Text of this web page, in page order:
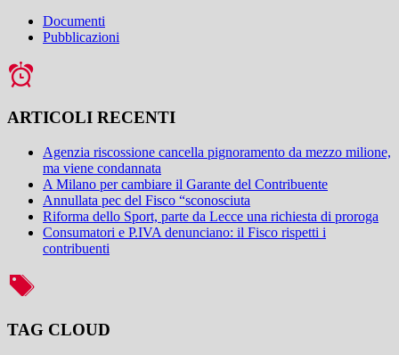
Documenti
Pubblicazioni
ARTICOLI RECENTI
Agenzia riscossione cancella pignoramento da mezzo milione,
ma viene condannata
A Milano per cambiare il Garante del Contribuente
Annullata pec del Fisco “sconosciuta
Riforma dello Sport, parte da Lecce una richiesta di proroga
Consumatori e P.IVA denunciano: il Fisco rispetti i
contribuenti
TAG CLOUD